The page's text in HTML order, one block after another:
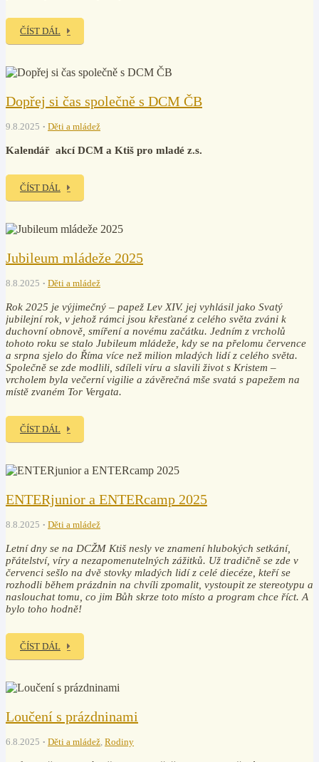
ČÍST DÁL
Dopřej si čas společně s DCM ČB
9.8.2025 Děti a mládež
Kalendář akcí DCM a Ktiš pro mladé z.s.
ČÍST DÁL
Jubileum mládeže 2025
8.8.2025 Děti a mládež
Rok 2025 je výjimečný – papež Lev XIV. jej vyhlásil jako Svatý
jubilejní rok, v jehož rámci jsou křesťané z celého světa zváni k
duchovní obnově, smíření a novému začátku. Jedním z vrcholů
tohoto roku se stalo Jubileum mládeže, kdy se na přelomu července
a srpna sjelo do Říma více než milion mladých lidí z celého světa.
Společně se zde modlili, sdíleli víru a slavili život s Kristem –
vrcholem byla večerní vigilie a závěrečná mše svatá s papežem na
místě zvaném Tor Vergata.
ČÍST DÁL
ENTERjunior a ENTERcamp 2025
8.8.2025 Děti a mládež
Letní dny se na DCŽM Ktiš nesly ve znamení hlubokých setkání,
přátelství, víry a nezapomenutelných zážitků. Už tradičně se zde v
červenci sešlo na dvě stovky mladých lidí z celé diecéze, kteří se
rozhodli během prázdnin na chvíli zpomalit, vystoupit ze stereotypu a
naslouchat tomu, co jim Bůh skrze toto místo a program chce říct. A
bylo toho hodně!
ČÍST DÁL
Loučení s prázdninami
6.8.2025 Děti a mládež, Rodiny